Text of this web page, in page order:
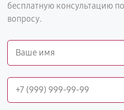
бесплатную консультацию
вопросу.